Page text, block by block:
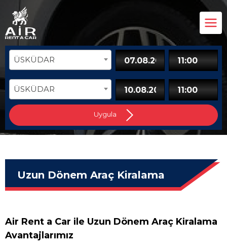
ÜSKÜDAR
ÜSKÜDAR
Uygula
Uzun Dönem Araç Kiralama
Air Rent a Car ile Uzun Dönem Araç Kiralama
Avantajlarımız